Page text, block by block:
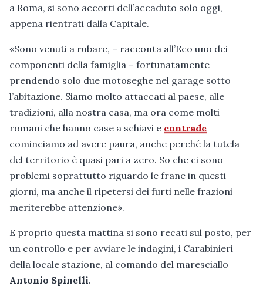
a Roma, si sono accorti dell’accaduto solo oggi,
appena rientrati dalla Capitale.
«Sono venuti a rubare, – racconta all’Eco uno dei
componenti della famiglia – fortunatamente
prendendo solo due motoseghe nel garage sotto
l’abitazione. Siamo molto attaccati al paese, alle
tradizioni, alla nostra casa, ma ora come molti
romani che hanno case a schiavi e contrade
cominciamo ad avere paura, anche perché la tutela
del territorio è quasi pari a zero. So che ci sono
problemi soprattutto riguardo le frane in questi
giorni, ma anche il ripetersi dei furti nelle frazioni
meriterebbe attenzione».
E proprio questa mattina si sono recati sul posto, per
un controllo e per avviare le indagini, i Carabinieri
della locale stazione, al comando del maresciallo
Antonio Spinelli.